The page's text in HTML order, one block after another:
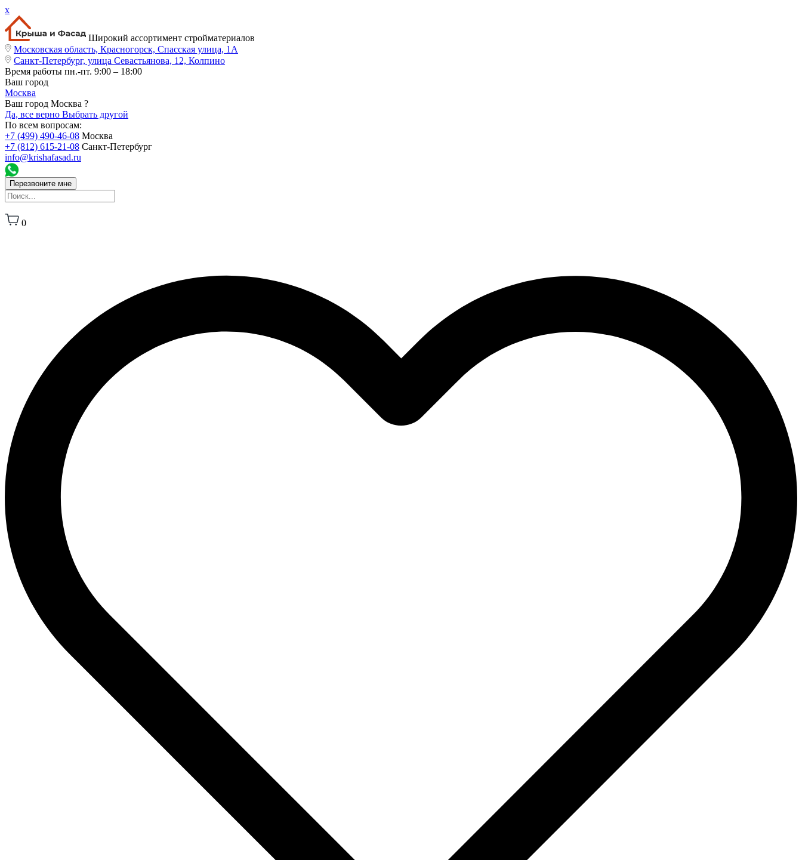
x
Широкий ассортимент стройматериалов
Московская область, Красногорск, Спасская улица, 1А
Санкт-Петербург, улица Севастьянова, 12, Колпино
Время работы пн.-пт. 9:00 – 18:00
Ваш город
Москва
Ваш город Москва ?
Да, все верно Выбрать другой
По всем вопросам:
+7 (499) 490-46-08 Москва
+7 (812) 615-21-08 Санкт-Петербург
info@krishafasad.ru
Перезвоните мне
0